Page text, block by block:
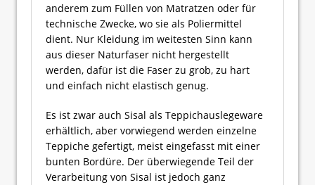
anderem zum Füllen von Matratzen oder für
technische Zwecke, wo sie als Poliermittel
dient. Nur Kleidung im weitesten Sinn kann
aus dieser Naturfaser nicht hergestellt
werden, dafür ist die Faser zu grob, zu hart
und einfach nicht elastisch genug.
Es ist zwar auch Sisal als Teppichauslegeware
erhältlich, aber vorwiegend werden einzelne
Teppiche gefertigt, meist eingefasst mit einer
bunten Bordüre. Der überwiegende Teil der
Verarbeitung von Sisal ist jedoch ganz